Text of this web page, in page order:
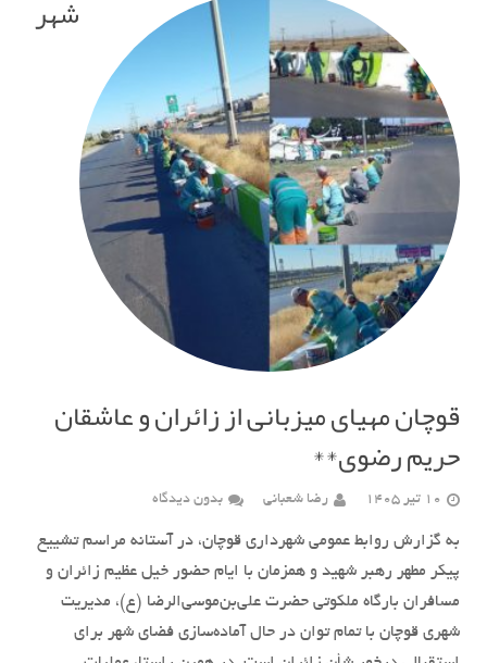
شهر
قوچان مهیای میزبانی از زائران و عاشقان
حریم رضوی**
10 تیر 1405 رضا شعبانی بدون دیدگاه
به گزارش روابط عمومی شهرداری قوچان، در آستانه مراسم تشییع
پیکر مطهر رهبر شهید و همزمان با ایام حضور خیل عظیم زائران و
مسافران بارگاه ملکوتی حضرت علی‌بن‌موسی‌الرضا (ع)، مدیریت
شهری قوچان با تمام توان در حال آماده‌سازی فضای شهر برای